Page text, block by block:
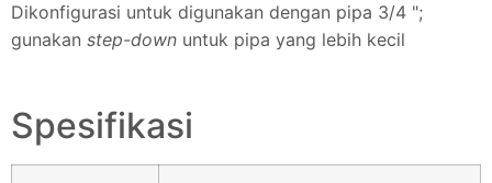
Dikonfigurasi untuk digunakan dengan pipa 3/4 ";
gunakan step-down untuk pipa yang lebih kecil
Spesifikasi